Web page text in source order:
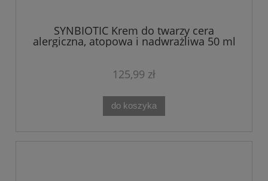
SYNBIOTIC Krem do twarzy cera
alergiczna, atopowa i nadwrażliwa 50 ml
Theo Marvee
125,99 zł
do koszyka